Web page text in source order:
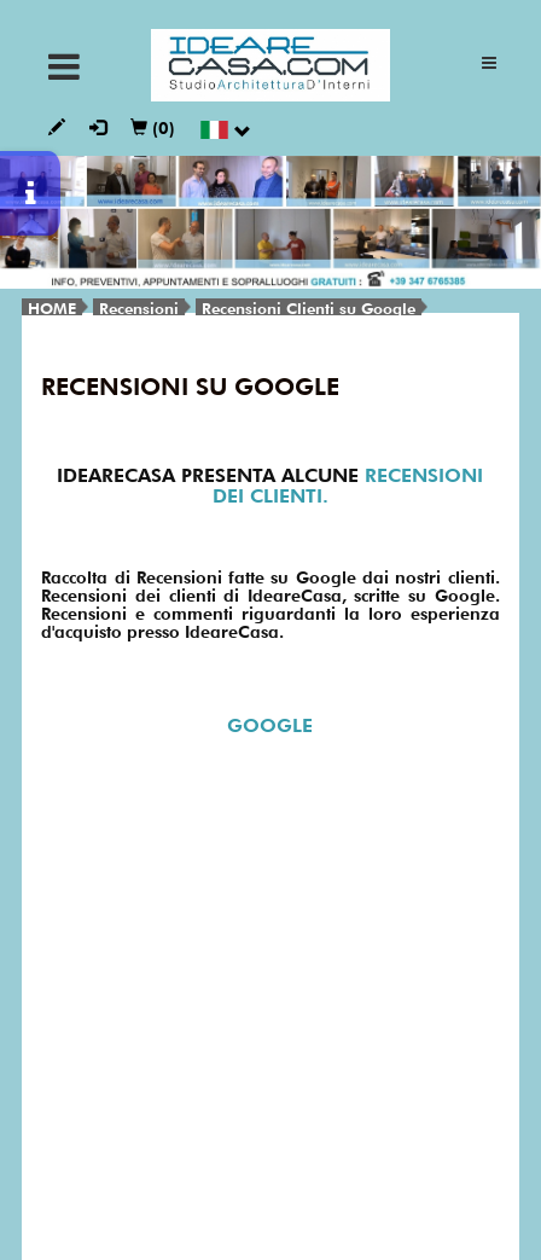
CUCINE
GIORNO
SU
MISURA
(0)
HOME Recensioni Recensioni Clienti su Google
RECENSIONI SU GOOGLE
IDEARECASA PRESENTA ALCUNE RECENSIONI
DEI CLIENTI.
Raccolta di Recensioni fatte su Google dai nostri clienti.
Recensioni dei clienti di IdeareCasa, scritte su Google.
Recensioni e commenti riguardanti la loro esperienza
d'acquisto presso IdeareCasa.
GOOGLE